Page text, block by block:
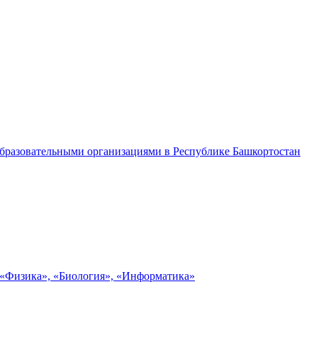
организациями в Республике Башкортостан
«Биология», «Информатика»